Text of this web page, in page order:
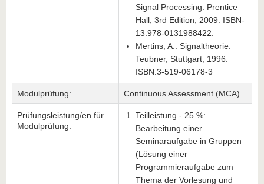
Signal Processing. Prentice
Hall, 3rd Edition, 2009. ISBN-
13:978-0131988422.
Mertins, A.: Signaltheorie.
Teubner, Stuttgart, 1996.
ISBN:3-519-06178-3
Modulprüfung: Continuous Assessment (MCA)
Prüfungsleistung/en für
Modulprüfung:
Teilleistung - 25 %:
Bearbeitung einer
Seminaraufgabe in Gruppen
(Lösung einer
Programmieraufgabe zum
Thema der Vorlesung und